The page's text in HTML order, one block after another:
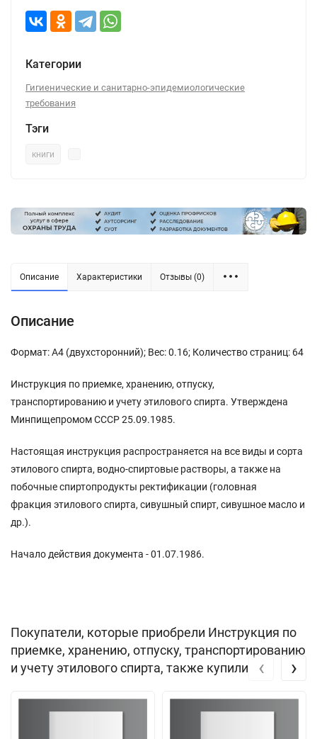
Категории
Гигиенические и санитарно-эпидемиологические
требования
Тэги
книги
Описание Характеристики Отзывы (0)
Описание
Формат: А4 (двухсторонний); Вес: 0.16; Количество страниц: 64
Инструкция по приемке, хранению, отпуску,
транспортированию и учету этилового спирта. Утверждена
Минпищепромом СССР 25.09.1985.
Настоящая инструкция распространяется на все виды и сорта
этилового спирта, водно-спиртовые растворы, а также на
побочные спиртопродукты ректификации (головная
фракция этилового спирта, сивушный спирт, сивушное масло и
др.).
Начало действия документа - 01.07.1986.
Покупатели, которые приобрели Инструкция по
приемке, хранению, отпуску, транспортированию
и учету этилового спирта, также купили
‹ ›